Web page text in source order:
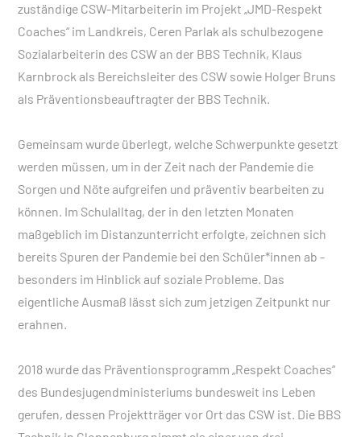
zuständige CSW-Mitarbeiterin im Projekt „JMD-Respekt
Coaches“ im Landkreis, Ceren Parlak als schulbezogene
Sozialarbeiterin des CSW an der BBS Technik, Klaus
Karnbrock als Bereichsleiter des CSW sowie Holger Bruns
als Präventionsbeauftragter der BBS Technik.
Gemeinsam wurde überlegt, welche Schwerpunkte gesetzt
werden müssen, um in der Zeit nach der Pandemie die
Sorgen und Nöte aufgreifen und präventiv bearbeiten zu
können. Im Schulalltag, der in den letzten Monaten
maßgeblich im Distanzunterricht erfolgte, zeichnen sich
bereits Spuren der Pandemie bei den Schüler*innen ab -
besonders im Hinblick auf soziale Probleme. Das
eigentliche Ausmaß lässt sich zum jetzigen Zeitpunkt nur
erahnen.
2018 wurde das Präventionsprogramm „Respekt Coaches“
des Bundesjugendministeriums bundesweit ins Leben
gerufen, dessen Projektträger vor Ort das CSW ist. Die BBS